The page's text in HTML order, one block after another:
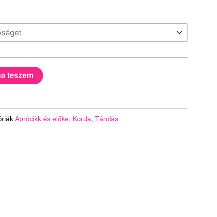
teszem
Aprócikk és előke Korda ,Tárolás